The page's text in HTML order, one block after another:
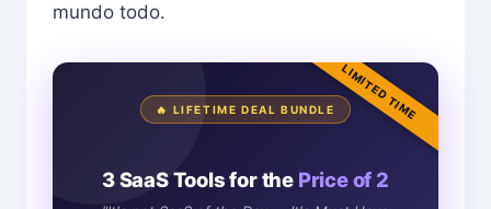
mundo todo.
LIMITED TIME
🔥 LIFETIME DEAL BUNDLE
3 SaaS Tools for the Price of 2